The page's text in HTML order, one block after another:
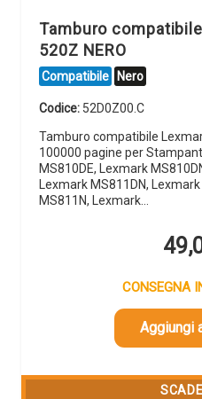
Tamburo
520Z NERO
Compatibile Nero
Codice: 52D0Z00.C
Tamburo compatibile
100000 pagine per
MS810DE, Lexmark
Lexmark MS811DN,
MS811N, Lexmark…
CONSEGNA
Aggiungi